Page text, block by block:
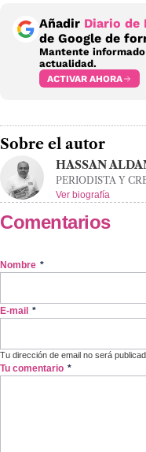
Añadir Diario de
de Google de
Mantente
actualidad.
ACTIVAR AHORA
Sobre el autor
HASSAN
PERIODISTA Y
Ver biografía
Comentarios
Nombre *
E-mail *
Tu dirección de email no será
Tu comentario *